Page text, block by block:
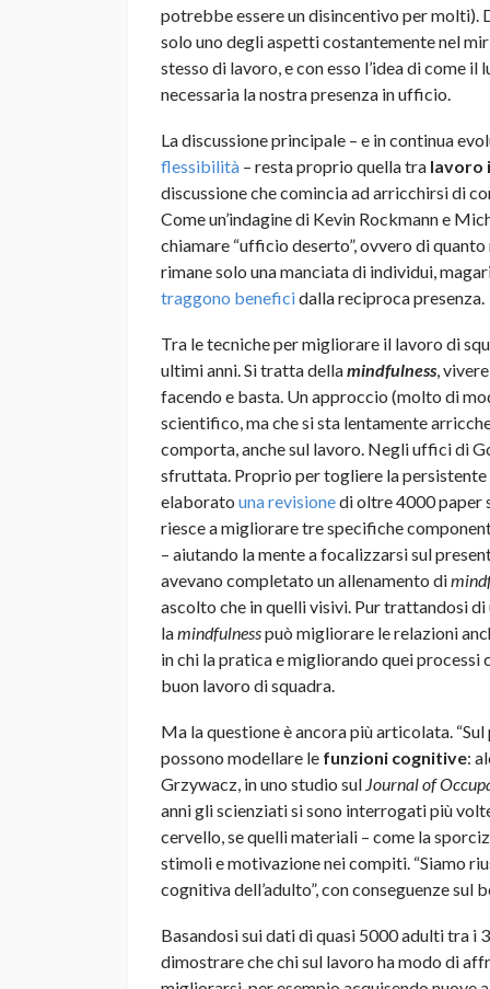
potrebbe essere un disincentivo per molti).
solo uno degli aspetti costantemente nel
stesso di lavoro, e con esso l’idea di come
necessaria la nostra presenza in ufficio.
La discussione principale – e in continua
flessibilità – resta proprio quella tra lavoro
discussione che comincia ad arricchirsi di
Come un’indagine di Kevin Rockmann e
chiamare “ufficio deserto”, ovvero di
rimane solo una manciata di individui,
traggono beneficidalla reciproca presenza.
Tra le tecniche per migliorare il lavoro di
ultimi anni. Si tratta dellamindfulness,
facendo e basta. Un approccio (molto di
scientifico, ma che si sta lentamente
comporta, anche sul lavoro. Negli uffici di
sfruttata. Proprio per togliere la
elaborato una revisionedi oltre 4000 paper
riesce a migliorare tre specifiche
– aiutando la mente a focalizzarsi sul
avevano completato un allenamento di
ascolto che in quelli visivi. Pur trattandosi
lamindfulnesspuò migliorare le relazioni
in chi la pratica e migliorando quei processi
buon lavoro di squadra.
Ma la questione è ancora più articolata.
possono modellare le funzioni cognitive:
Grzywacz, in uno studio sul Journal of
anni gli scienziati si sono interrogati più
cervello, se quelli materiali – come la
stimoli e motivazione nei compiti. “Siamo
cognitiva dell’adulto”, con conseguenze sul
Basandosi sui dati di quasi 5000 adulti tra i
dimostrare che chi sul lavoro ha modo di